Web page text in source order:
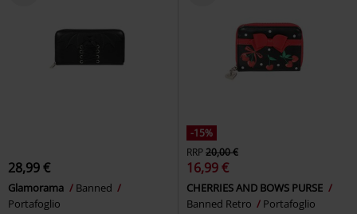
28,99 €
Glamorama
Banned
Portafoglio
-15%
RRP20,00 €
16,99 €
CHERRIES AND BOWS PURSE
Banned Retro
Portafoglio